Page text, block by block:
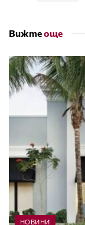
Вижтеоще
НОВИНИ